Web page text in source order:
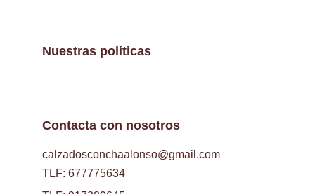
Contacta con nosotros
calzadosconchaalonso@gmail.com
Nuestras políticas
TLF: 677775634